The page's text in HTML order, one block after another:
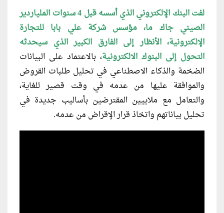
لفت البنك الإلكتروني الذي أسسه قبل 4 سنوات الملياردير
الصيني جاك ما، مؤسس شركة علي بابا للتجارة
الإلكترونية، الأنظار إلى الفارق الكبير الذي سيحدثه
التحول إلى البنوك الالكترونية، بالاعتماد على البيانات
الضخمة والذكاء الاصطناعي في تحليل طلبات القروض
والموافقة عليها من عدمه في وقت قصير للغاية،
والتعامل مع ملاييين المقترضين بأساليب جديدة في
تحليل بياناتهم واتخاذ قرار الإقراض من عدمه.